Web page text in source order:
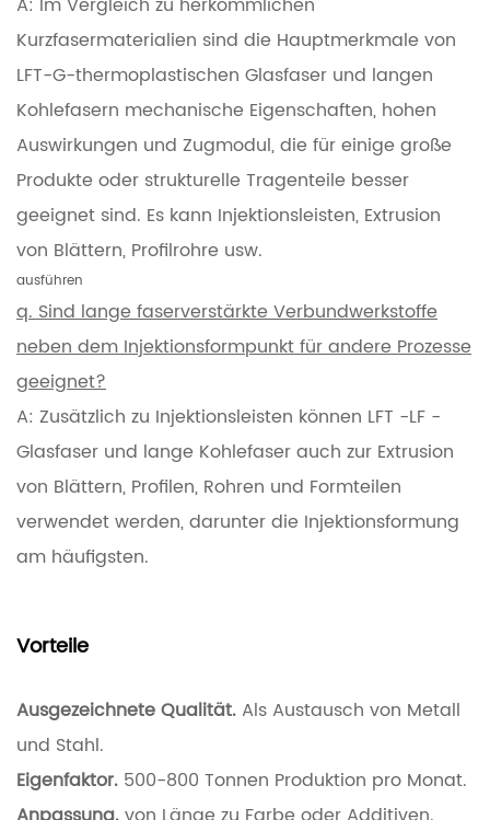
Kurzfasermaterialien sind die Hauptmerkmale von
LFT-G-thermoplastischen Glasfaser und langen
Kohlefasern mechanische Eigenschaften, hohen
Auswirkungen und Zugmodul, die für einige große
Produkte oder strukturelle Tragenteile besser
geeignet sind. Es kann Injektionsleisten, Extrusion
von Blättern, Profilrohre usw.
ausführen
q. Sind lange faserverstärkte Verbundwerkstoffe
neben dem Injektionsformpunkt für andere Prozesse
geeignet?
A: Zusätzlich zu Injektionsleisten können LFT -LF -
Glasfaser und lange Kohlefaser auch zur Extrusion
von Blättern, Profilen, Rohren und Formteilen
verwendet werden, darunter die Injektionsformung
am häufigsten.
Vorteile
Ausgezeichnete Qualität. Als Austausch von Metall
und Stahl.
Eigenfaktor. 500-800 Tonnen Produktion pro Monat.